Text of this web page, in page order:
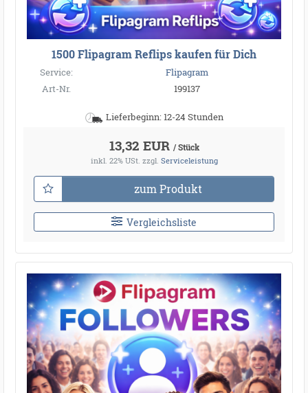
1500 Flipagram Reflips kaufen für Dich
Service:
Flipagram
Art-Nr.
199137
Lieferbeginn: 12-24 Stunden
13,32 EUR / Stück
inkl. 22% USt. zzgl. Serviceleistung
zum Produkt
Vergleichsliste